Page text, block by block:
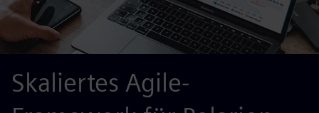
Skaliertes Agile-